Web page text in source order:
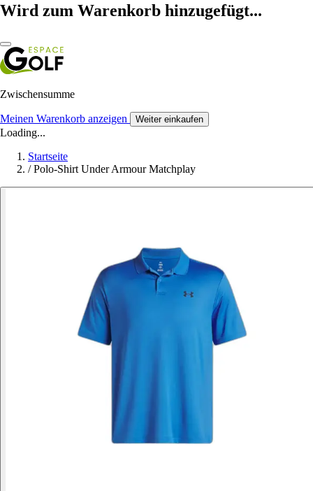
Wird zum Warenkorb hinzugefügt...
Zwischensumme
Meinen Warenkorb anzeigen Weiter einkaufen
Loading...
Startseite
/ Polo-Shirt Under Armour Matchplay